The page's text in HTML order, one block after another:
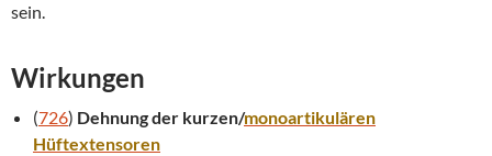
sein.
Wirkungen
(726) Dehnung der kurzen/monoartikulären
Hüftextensoren